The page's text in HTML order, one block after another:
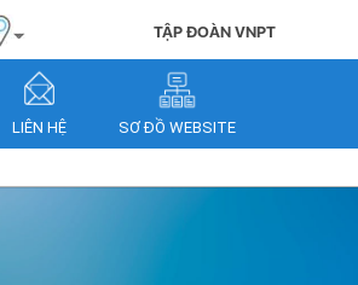
TẬP ĐOÀN VNPT
LIÊN HỆ SƠ ĐỒ WEBSITE